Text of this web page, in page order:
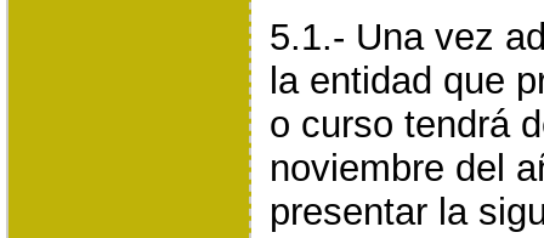
5.1.- Una vez
la entidad que
o curso tendrá
noviembre del
presentar la